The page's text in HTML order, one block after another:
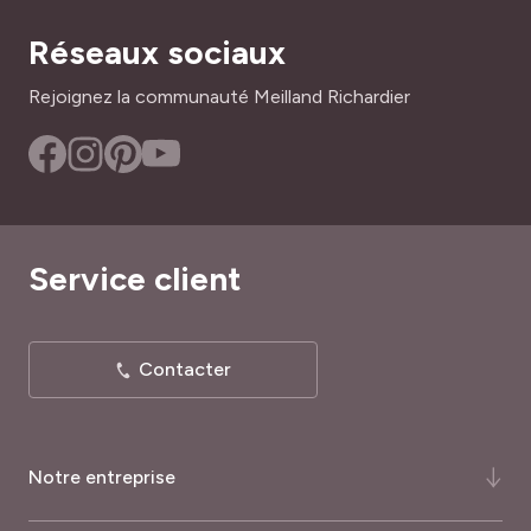
La rusticité du Podranea ricasoliana reste toute
relative
, même s’il peut tolérer des gelées de l’ordre de
son pied pour le préserver du gel, et couvrez-le au besoin
d’un voile d’hivernage.
gel, comme une véranda non chauffée ou une serre
plantes en pot. Pensez à lui apporter un peu d’engrais
pour rosiers et arbustes à fleurs au dosage préconisé sur
l’emballage. En mars, taillez au besoin pour limiter son
Réseaux sociaux
Rejoignez la communauté Meilland Richardier
Notre entreprise
Service client
Contacter